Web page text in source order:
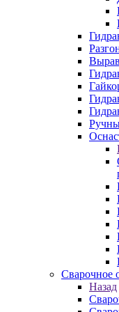
Сварочное
Назад